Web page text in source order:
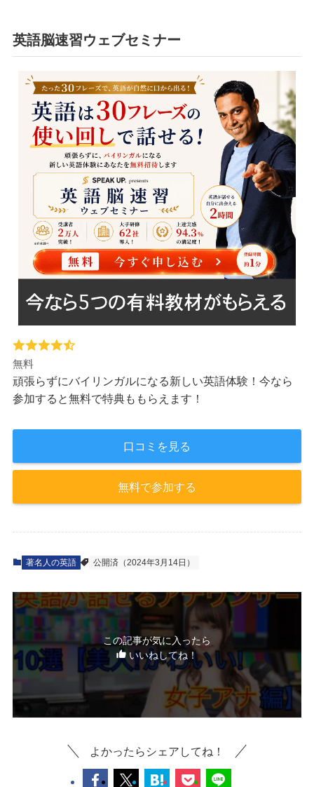
英語脳速習ウェブセミナー
無料
頑張らずにバイリンガルになる新しい英語体験！今なら
参加すると無料で特典ももらえます！
口コミを見る
無料で参加する
著名人の英語 公開済（2024年3月14日）
この記事が気に入ったら
いいねしてね！
よかったらシェアしてね！